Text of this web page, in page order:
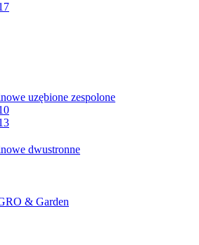
uzębione zespolone
dwustronne
& Garden